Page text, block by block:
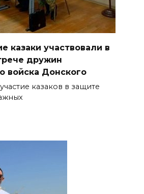
казаки участвовали в
дружин
войска Донского
казаков в защите